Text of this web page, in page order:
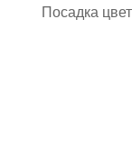
Посадка